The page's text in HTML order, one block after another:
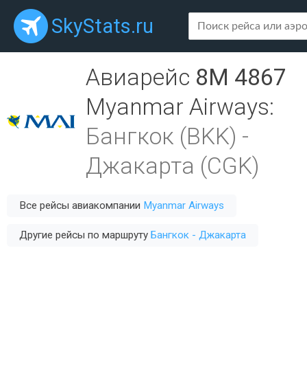
SkyStats.ru
Авиарейс 8M 4867
Myanmar Airways:
Бангкок (BKK) -
Джакарта (CGK)
Все рейсы авиакомпании Myanmar Airways
Другие рейсы по маршруту Бангкок - Джакарта